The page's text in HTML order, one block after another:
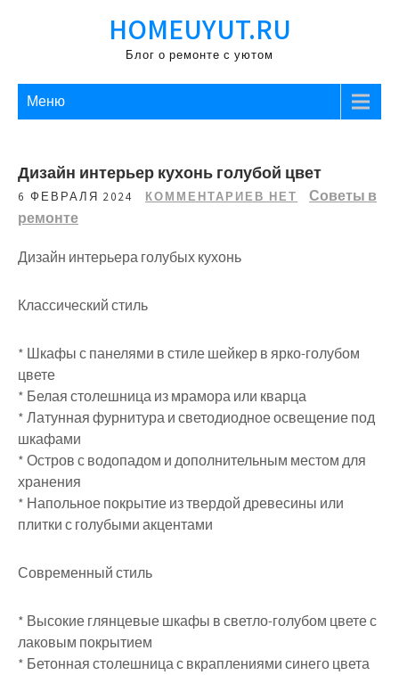
HOMEUYUT.RU
Блог о ремонте с уютом
Меню
Дизайн интерьер кухонь голубой цвет
6 ФЕВРАЛЯ 2024 КОММЕНТАРИЕВ НЕТ
Советы в
ремонте
Дизайн интерьера голубых кухонь
Классический стиль
* Шкафы с панелями в стиле шейкер в ярко-голубом
цвете
* Белая столешница из мрамора или кварца
* Латунная фурнитура и светодиодное освещение под
шкафами
* Остров с водопадом и дополнительным местом для
хранения
* Напольное покрытие из твердой древесины или
плитки с голубыми акцентами
Современный стиль
* Высокие глянцевые шкафы в светло-голубом цвете с
лаковым покрытием
* Бетонная столешница с вкраплениями синего цвета